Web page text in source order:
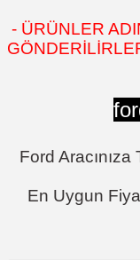
- ÜRÜNLER
Ford
En Uygun